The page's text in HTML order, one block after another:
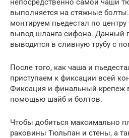
непосредственно самой чаши
выполняется на стяжные
монтируем пьедестал по
вывод шланга сифона. Данный
выводится в сливную трубу с
После того, как чаша и
приступаем к фиксации всей
Фиксация и финальный крепеж
помощью шайб и болтов.
Чтобы добиться максимально
раковины Тюльпан и стены, а